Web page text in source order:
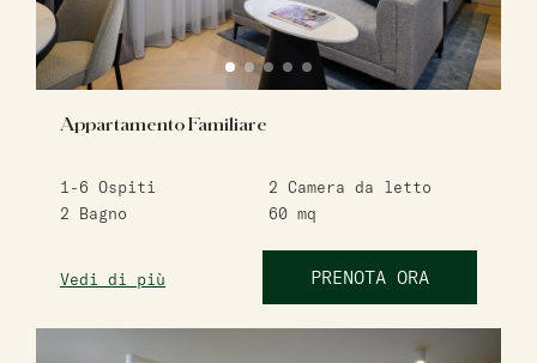
Appartamento Familiare
1-6 Ospiti 2 Camera da letto
2 Bagno 60 mq
Vedi di più PRENOTA ORA